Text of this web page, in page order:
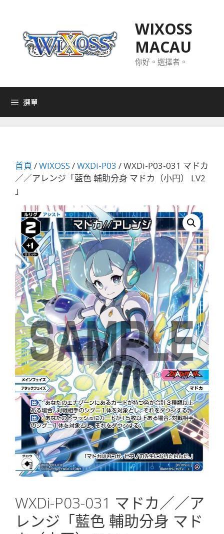
WIXOSS
MACAU
你好。選擇者。
選單
首頁 /WIXOSS /WXDi-P03 / WXDi-P03-031 マドカ
／／アレンジ「藍色 輔助分身 マドカ（小円） LV2
」
WXDi-P03-031 マドカ／／ア
レンジ「藍色 輔助分身 マド